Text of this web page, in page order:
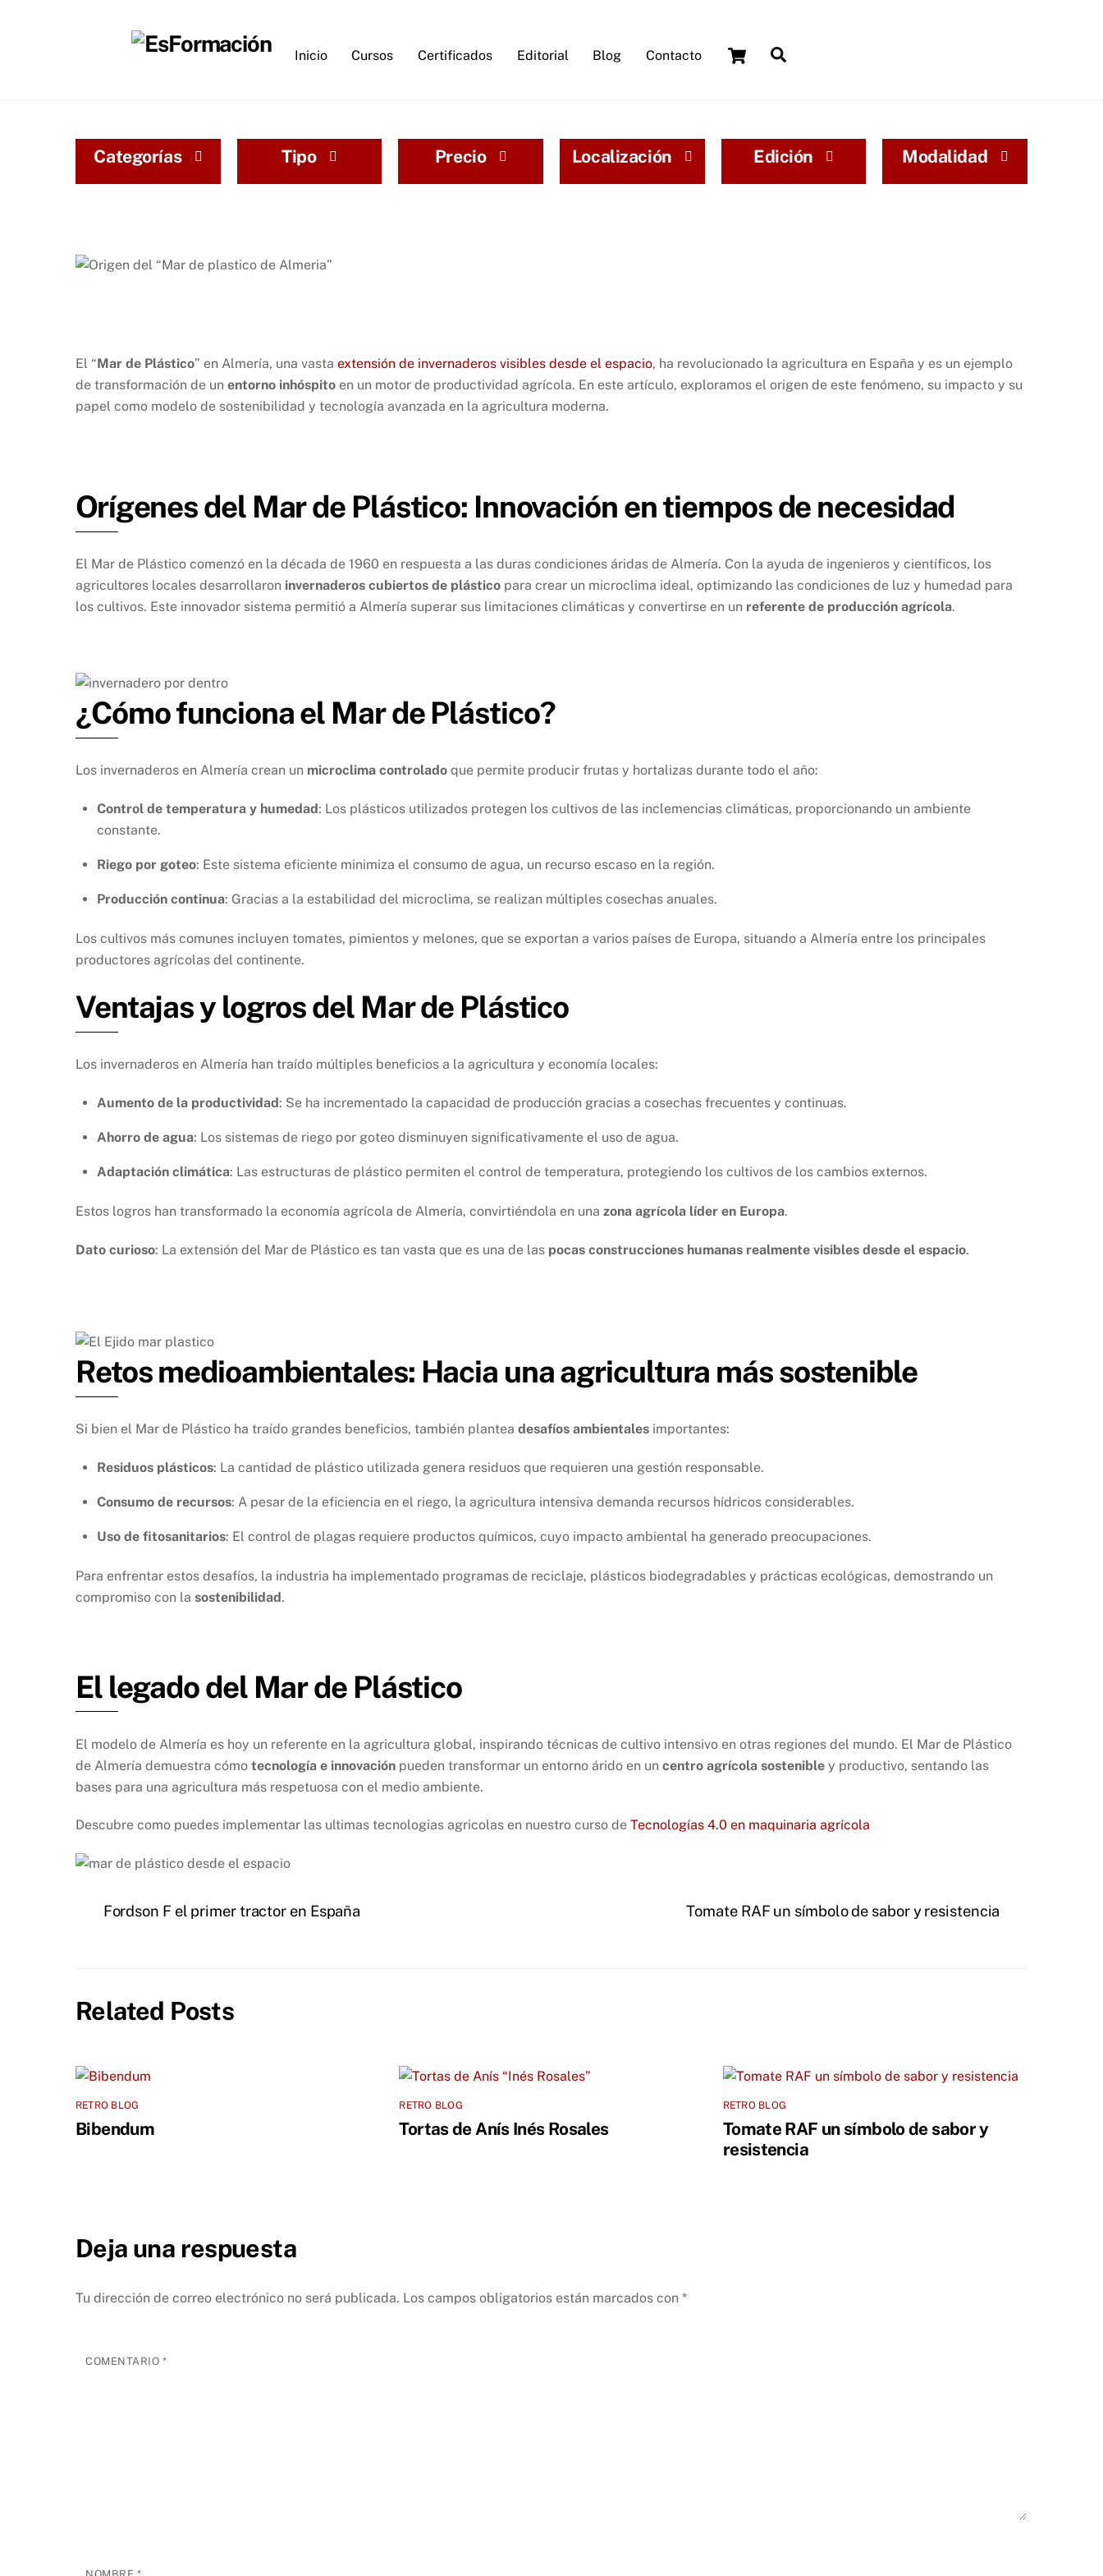
Carrito
Inicio Cursos Certificados Editorial Blog Contacto
El “Mar de Plástico” en Almería, una vasta extensión de invernaderos visibles desde el espacio, ha revolucionado la agricultura en España y es un ejemplo
de transformación de un entorno inhóspito en un motor de productividad agrícola. En este artículo, exploramos el origen de este fenómeno, su impacto y su
papel como modelo de sostenibilidad y tecnología avanzada en la agricultura moderna.
Orígenes del Mar de Plástico: Innovación en tiempos de necesidad
El Mar de Plástico comenzó en la década de 1960 en respuesta a las duras condiciones áridas de Almería. Con la ayuda de ingenieros y científicos, los
agricultores locales desarrollaron invernaderos cubiertos de plástico para crear un microclima ideal, optimizando las condiciones de luz y humedad para
los cultivos. Este innovador sistema permitió a Almería superar sus limitaciones climáticas y convertirse en un referente de producción agrícola.
¿Cómo funciona el Mar de Plástico?
Los invernaderos en Almería crean un microclima controlado que permite producir frutas y hortalizas durante todo el año:
Control de temperatura y humedad: Los plásticos utilizados protegen los cultivos de las inclemencias climáticas, proporcionando un ambiente
constante.
Riego por goteo: Este sistema eficiente minimiza el consumo de agua, un recurso escaso en la región.
Producción continua: Gracias a la estabilidad del microclima, se realizan múltiples cosechas anuales.
Los cultivos más comunes incluyen tomates, pimientos y melones, que se exportan a varios países de Europa, situando a Almería entre los principales
productores agrícolas del continente.
Ventajas y logros del Mar de Plástico
Los invernaderos en Almería han traído múltiples beneficios a la agricultura y economía locales:
Aumento de la productividad: Se ha incrementado la capacidad de producción gracias a cosechas frecuentes y continuas.
Ahorro de agua: Los sistemas de riego por goteo disminuyen significativamente el uso de agua.
Adaptación climática: Las estructuras de plástico permiten el control de temperatura, protegiendo los cultivos de los cambios externos.
Estos logros han transformado la economía agrícola de Almería, convirtiéndola en una zona agrícola líder en Europa.
Dato curioso: La extensión del Mar de Plástico es tan vasta que es una de las pocas construcciones humanas realmente visibles desde el espacio.
Retos medioambientales: Hacia una agricultura más sostenible
Si bien el Mar de Plástico ha traído grandes beneficios, también plantea desafíos ambientales importantes:
Residuos plásticos: La cantidad de plástico utilizada genera residuos que requieren una gestión responsable.
Consumo de recursos: A pesar de la eficiencia en el riego, la agricultura intensiva demanda recursos hídricos considerables.
Uso de fitosanitarios: El control de plagas requiere productos químicos, cuyo impacto ambiental ha generado preocupaciones.
Para enfrentar estos desafíos, la industria ha implementado programas de reciclaje, plásticos biodegradables y prácticas ecológicas, demostrando un
compromiso con la sostenibilidad .
El legado del Mar de Plástico
El modelo de Almería es hoy un referente en la agricultura global, inspirando técnicas de cultivo intensivo en otras regiones del mundo. El Mar de Plástico
de Almería demuestra cómo tecnología e innovación pueden transformar un entorno árido en un centro agrícola sostenible y productivo, sentando las
bases para una agricultura más respetuosa con el medio ambiente.
Descubre como puedes implementar las ultimas tecnologias agricolas en nuestro curso de Tecnologías 4.0 en maquinaria agrícola
Fordson F el primer tractor en España Tomate RAF un símbolo de sabor y resistencia
Related Posts
RETRO BLOG
Bibendum
RETRO BLOG
Tortas de Anís Inés Rosales
RETRO BLOG
Tomate RAF un símbolo de sabor y
resistencia
Deja una respuesta
Tu dirección de correo electrónico no será publicada. Los campos obligatorios están marcados con *
COMENTARIO *
Categorías Tipo Precio Localización Edición Modalidad